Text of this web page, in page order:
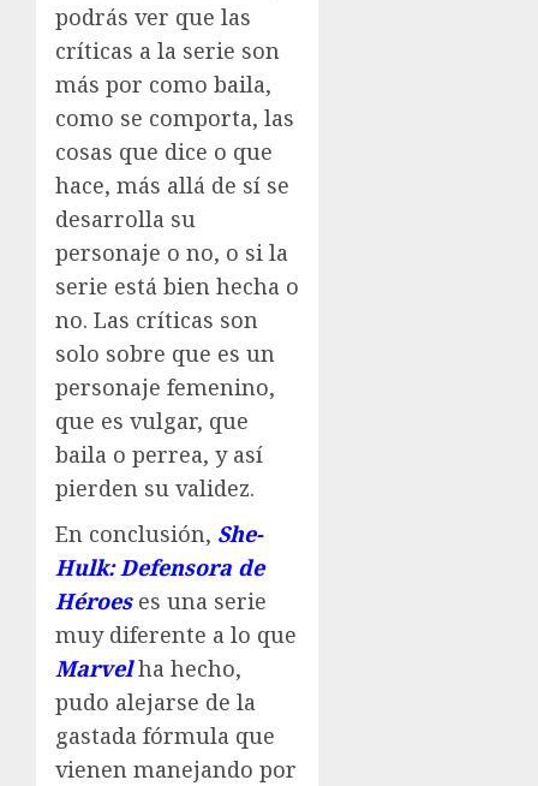
podrás ver que las
críticas a la serie son
más por como baila,
como se comporta, las
cosas que dice o que
hace, más allá de sí se
desarrolla su
personaje o no, o si la
serie está bien hecha o
no. Las críticas son
solo sobre que es un
personaje femenino,
que es vulgar, que
baila o perrea, y así
pierden su validez.
En conclusión, She-
Hulk: Defensora de
Héroeses una serie
muy diferente a lo que
Marvelha hecho,
pudo alejarse de la
gastada fórmula que
vienen manejando por